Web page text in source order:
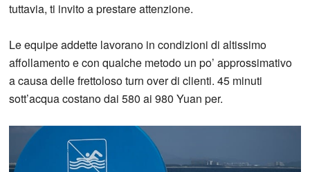
tuttavia, ti invito a prestare attenzione.
Le equipe addette lavorano in condizioni di altissimo
affollamento e con qualche metodo un po’ approssimativo
a causa delle frettoloso turn over di clienti. 45 minuti
sott’acqua costano dai 580 ai 980 Yuan per.